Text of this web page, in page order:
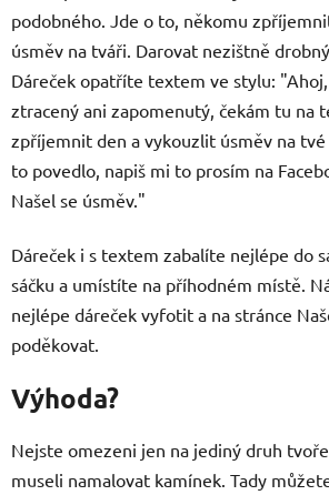
podobného. Jde o to, někomu
úsměv na tváři. Darovat nezištně
Dáreček opatříte textem ve stylu:
ztracený ani zapomenutý, čekám tu na
zpříjemnit den a vykouzlit úsměv na
to povedlo, napiš mi to prosím na
Našel se úsměv."
Dáreček i s textem zabalíte nejlépe do
sáčku a umístíte na příhodném místě.
nejlépe dáreček vyfotit a na stránce
poděkovat.
Výhoda?
Nejste omezeni jen na jediný druh
museli namalovat kamínek. Tady